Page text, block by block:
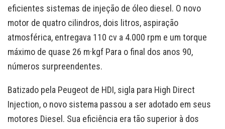
eficientes sistemas de injeção de óleo diesel. O novo
motor de quatro cilindros, dois litros, aspiração
atmosférica, entregava 110 cv a 4.000 rpm e um torque
máximo de quase 26 m·kgf Para o final dos anos 90,
números surpreendentes.
Batizado pela Peugeot de HDI, sigla para High Direct
Injection, o novo sistema passou a ser adotado em seus
motores Diesel. Sua eficiência era tão superior à dos